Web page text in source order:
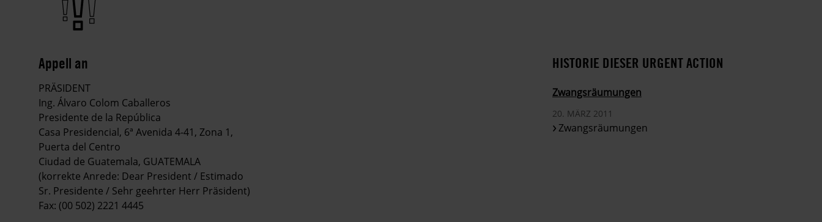
Appell an
PRÄSIDENT
Ing. Álvaro Colom Caballeros
Presidente de la República
Casa Presidencial, 6ª Avenida 4-41, Zona 1,
Puerta del Centro
Ciudad de Guatemala, GUATEMALA
(korrekte Anrede: Dear President / Estimado
Sr. Presidente / Sehr geehrter Herr Präsident)
Fax: (00 502) 2221 4445
HISTORIE DIESER URGENT ACTION
Zwangsräumungen
20. MÄRZ 2011
Zwangsräumungen